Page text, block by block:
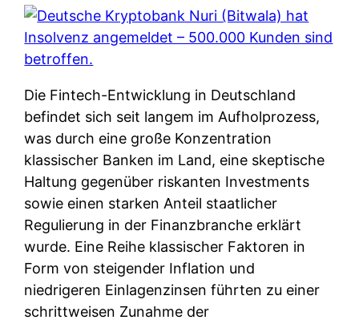
Die Fintech-Entwicklung in Deutschland
befindet sich seit langem im Aufholprozess,
was durch eine große Konzentration
klassischer Banken im Land, eine skeptische
Haltung gegenüber riskanten Investments
sowie einen starken Anteil staatlicher
Regulierung in der Finanzbranche erklärt
wurde. Eine Reihe klassischer Faktoren in
Form von steigender Inflation und
niedrigeren Einlagenzinsen führten zu einer
schrittweisen Zunahme der